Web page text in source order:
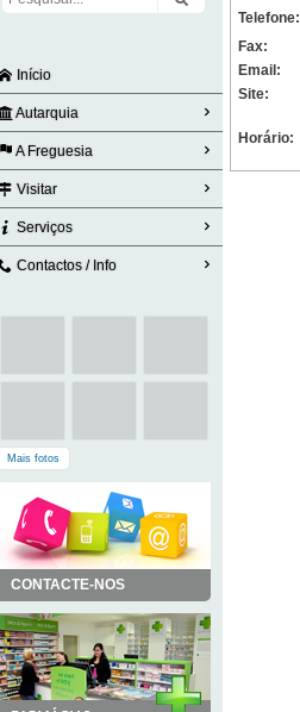
Início
Autarquia
A Freguesia
Visitar
Serviços
Contactos / Info
Mais fotos
CONTACTE-NOS
Telefone:
Fax:
Email:
Site:
Horário: